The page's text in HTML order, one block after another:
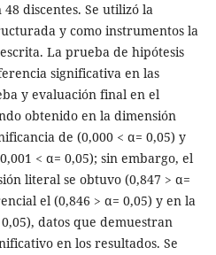
discentes. Se utilizó la
y como instrumentos la
La prueba de hipótesis
significativa en las
y evaluación final en el
obtenido en la dimensión
de (0,000 < α= 0,05) y
< α= 0,05); sin embargo, el
literal se obtuvo (0,847 > α=
el (0,846 > α= 0,05) y en la
datos que demuestran
en los resultados. Se